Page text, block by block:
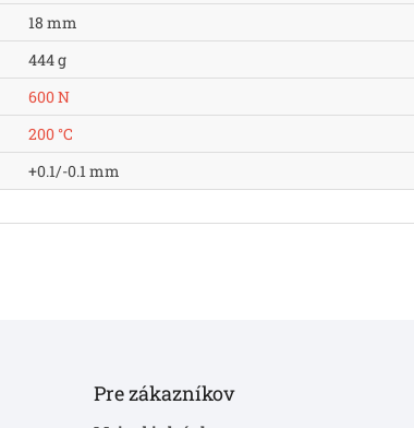
18 mm
444 g
600 N
200 °C
+0.1/-0.1 mm
Pre zákazníkov